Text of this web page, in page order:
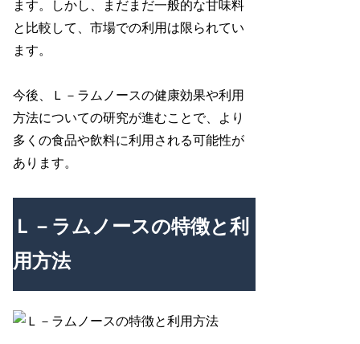
ます。しかし、まだまだ一般的な甘味料
と比較して、市場での利用は限られてい
ます。
今後、Ｌ－ラムノースの健康効果や利用
方法についての研究が進むことで、より
多くの食品や飲料に利用される可能性が
あります。
Ｌ－ラムノースの特徴と利
用方法